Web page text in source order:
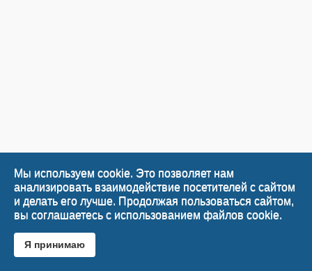
Мы используем cookie. Это позволяет нам
анализировать взаимодействие посетителей с сайтом
и делать его лучше. Продолжая пользоваться сайтом,
вы соглашаетесь с использованием файлов cookie.
Я принимаю